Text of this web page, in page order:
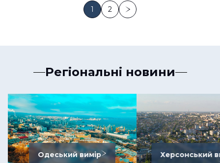
1 2
Регіональні новини
Одеський вимір Херсонський